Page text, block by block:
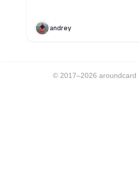
andrey
© 2017–2026 aroundcard